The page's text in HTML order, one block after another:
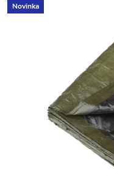
Novinka